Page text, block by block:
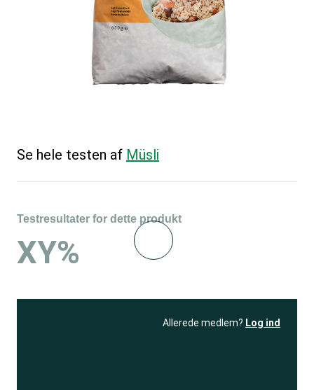
Se hele testen af Müsli
Testresultater for dette produkt
XY%
Allerede medlem? Log ind